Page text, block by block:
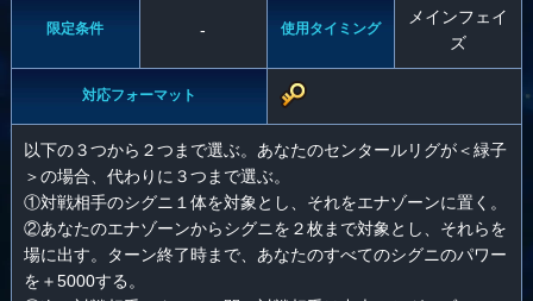
限定条件 - 使用タイミング
メインフェイ
ズ
対応フォーマット
以下の３つから２つまで選ぶ。あなたのセンタールリグが＜緑子
＞の場合、代わりに３つまで選ぶ。
①対戦相手のシグニ１体を対象とし、それをエナゾーンに置く。
②あなたのエナゾーンからシグニを２枚まで対象とし、それらを
場に出す。ターン終了時まで、あなたのすべてのシグニのパワー
を＋5000する。